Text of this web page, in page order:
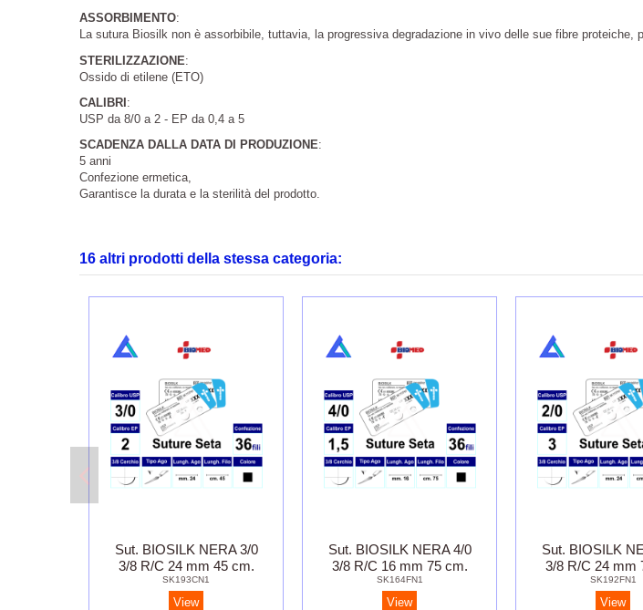
ASSORBIMENTO:
La sutura Biosilk non è assorbibile, tuttavia, la progressiva degradazione in vivo delle sue fibre proteiche,
STERILIZZAZIONE:
Ossido di etilene (ETO)
CALIBRI :
USP da 8/0 a 2 - EP da 0,4 a 5
SCADENZA DALLA DATA DI PRODUZIONE:
5 anni
Confezione ermetica,
Garantisce la durata e la sterilità del prodotto.
16 altri prodotti della stessa categoria:
Sut. BIOSILK NERA 3/0
3/8 R/C 24 mm 45 cm.
SK193CN1
View
Sut. BIOSILK NERA 4/0
3/8 R/C 16 mm 75 cm.
SK164FN1
View
Sut. BIOSILK
3/8 R/C 24 mm
SK192FN1
View